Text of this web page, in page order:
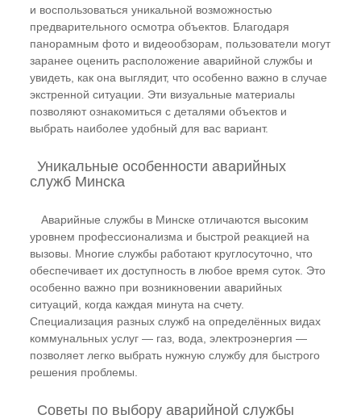
и воспользоваться уникальной возможностью
предварительного осмотра объектов. Благодаря
панорамным фото и видеообзорам, пользователи могут
заранее оценить расположение аварийной службы и
увидеть, как она выглядит, что особенно важно в случае
экстренной ситуации. Эти визуальные материалы
позволяют ознакомиться с деталями объектов и
выбрать наиболее удобный для вас вариант.
Уникальные особенности аварийных
служб Минска
Аварийные службы в Минске отличаются высоким
уровнем профессионализма и быстрой реакцией на
вызовы. Многие службы работают круглосуточно, что
обеспечивает их доступность в любое время суток. Это
особенно важно при возникновении аварийных
ситуаций, когда каждая минута на счету.
Специализация разных служб на определённых видах
коммунальных услуг — газ, вода, электроэнергия —
позволяет легко выбрать нужную службу для быстрого
решения проблемы.
Советы по выбору аварийной службы